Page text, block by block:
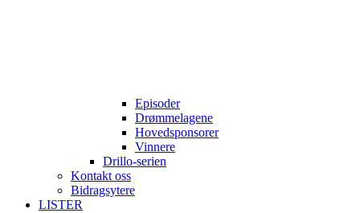
Episoder
Drømmelagene
Hovedsponsorer
Vinnere
Drillo-serien
Kontakt oss
Bidragsytere
LISTER